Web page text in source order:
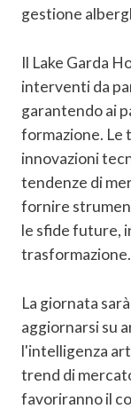
gestione
Il Lake Garda
interventi da
garantendo ai
formazione.
innovazioni
tendenze di
fornire
le sfide future,
trasformazione.
La giornata
aggiornarsi su
l'intelligenza
trend di
favoriranno il